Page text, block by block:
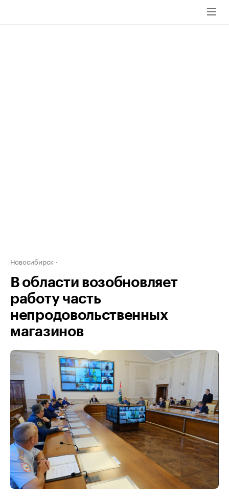
Новосибирск
В области возобновляет
работу часть
непродовольственных
магазинов